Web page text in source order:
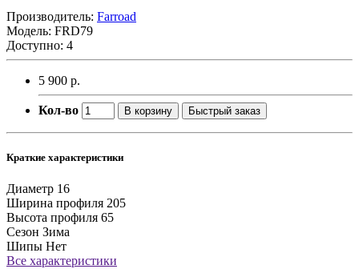
Производитель: Farroad
Модель: FRD79
Доступно: 4
5 900 р.
Кол-во В корзину Быстрый заказ
Краткие характеристики
Диаметр 16
Ширина профиля 205
Высота профиля 65
Сезон Зима
Шипы Нет
Все характеристики